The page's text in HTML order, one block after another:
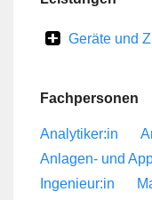
Geräte und
Fachpersonen
Analytiker:in
Anlagen- und
Ingenieur:in